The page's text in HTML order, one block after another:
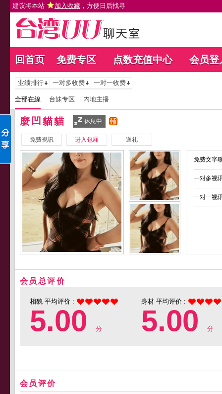
建议将本站 加入收藏 ，方便日后找寻
回首页 免费专区 点数充值中心 会员登
业绩排行 一对多收费 一对一收费
全部在線 台妹专区 內地主播
麼凹貓貓 休息中
免費視訊 进入包厢 送礼
免费文字
一对多视
一对一视
会员总评价
相貌 平均评价 :
5.00 分
身材 平均评价 :
5.00 分
会员评价